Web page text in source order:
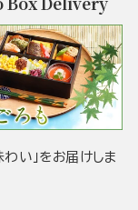
わい」をお届けしま